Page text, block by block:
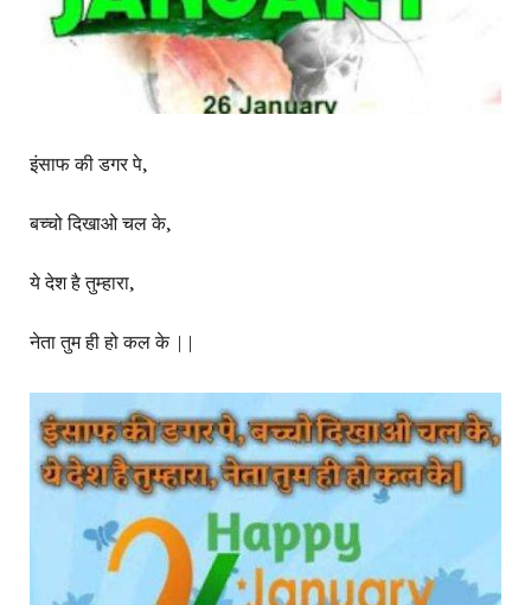
इंसाफ की डगर पे,
बच्चो दिखाओ चल के,
ये देश है तुम्हारा,
नेता तुम ही हो कल के ||